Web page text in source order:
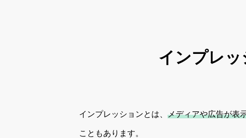
インプレッ
インプレッションとは、 メディアや広告が表
こともあります。